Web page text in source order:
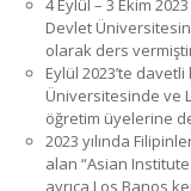
4 Eylül – 3 Ekim
Devlet
olarak ders
Eylül 2023’te
Üniversitesinde ve
öğretim üyelerine
2023 yılında
alan “Asian
ayrıca Los Banos